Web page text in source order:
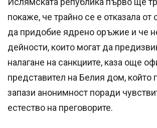
покаже, че трайно се е отказала
да придобие ядрено оръжие и че
дейности, които могат да
налагане на санкциите, каза още
представител на Белия дом, който
запази анонимност поради
естество на преговорите.